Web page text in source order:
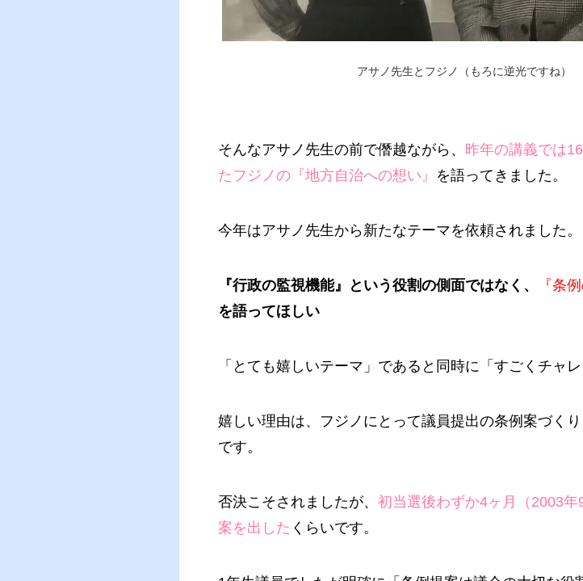
アサノ先生とフジノ（もろに逆光ですね）
そんなアサノ先生の前で僭越ながら、 昨年の講義では
たフジノの『地方自治への想い』 を語ってきました。
今年はアサノ先生から新たなテーマを依頼されました。
『行政の監視機能』という役割の側面ではなく、
『条
を語ってほしい
「とても嬉しいテーマ」であると同時に「すごくチャ
嬉しい理由は、フジノにとって議員提出の条例案づく
です。
否決こそされましたが、 初当選後わずか4ヶ月（2003
案を出した くらいです。